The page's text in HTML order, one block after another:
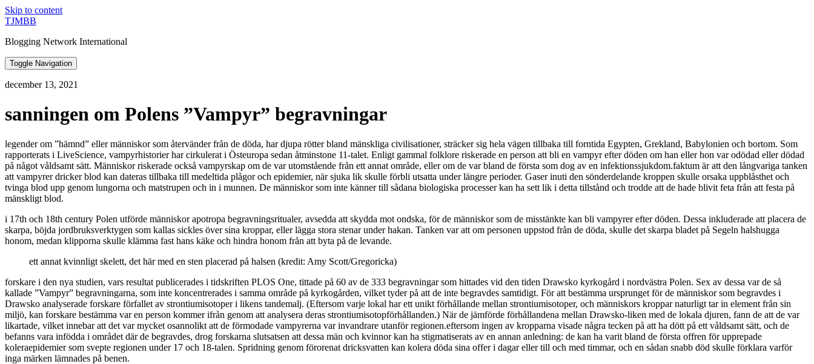
Skip to content
TJMBB
Blogging Network International
Toggle Navigation
december 13, 2021
sanningen om Polens ”Vampyr” begravningar
legender om ”hämnd” eller människor som återvänder från de döda, har djupa rötter bland mänskliga civilisationer, sträcker sig hela vägen tillbaka till forntida Egypten, Grekland, Babylonien och bortom. Som
rapporterats i LiveScience, vampyrhistorier har cirkulerat i Östeuropa sedan åtminstone 11-talet. Enligt gammal folklore riskerade en person att bli en vampyr efter döden om han eller hon var odödad eller dödad
på något våldsamt sätt. Människor riskerade också vampyrskap om de var utomstående från ett annat område, eller om de var bland de första som dog av en infektionssjukdom.faktum är att den långvariga tanken
att vampyrer dricker blod kan dateras tillbaka till medeltida plågor och epidemier, när sjuka lik skulle förbli utsatta under längre perioder. Gaser inuti den sönderdelande kroppen skulle orsaka uppblåsthet och
tvinga blod upp genom lungorna och matstrupen och in i munnen. De människor som inte känner till sådana biologiska processer kan ha sett lik i detta tillstånd och trodde att de hade blivit feta från att festa på
mänskligt blod.
i 17th och 18th century Polen utförde människor apotropa begravningsritualer, avsedda att skydda mot ondska, för de människor som de misstänkte kan bli vampyrer efter döden. Dessa inkluderade att placera de
skarpa, böjda jordbruksverktygen som kallas sickles över sina kroppar, eller lägga stora stenar under hakan. Tanken var att om personen uppstod från de döda, skulle det skarpa bladet på Segeln halshugga
honom, medan klipporna skulle klämma fast hans käke och hindra honom från att byta på de levande.
ett annat kvinnligt skelett, det här med en sten placerad på halsen (kredit: Amy Scott/Gregoricka)
forskare i den nya studien, vars resultat publicerades i tidskriften PLOS One, tittade på 60 av de 333 begravningar som hittades vid den tiden Drawsko kyrkogård i nordvästra Polen. Sex av dessa var de så
kallade ”Vampyr” begravningarna, som inte koncentrerades i samma område på kyrkogården, vilket tyder på att de inte begravdes samtidigt. För att bestämma ursprunget för de människor som begravdes i
Drawsko analyserade forskare förfallet av strontiumisotoper i likens tandemalj. (Eftersom varje lokal har ett unikt förhållande mellan strontiumisotoper, och människors kroppar naturligt tar in element från sin
miljö, kan forskare bestämma var en person kommer ifrån genom att analysera deras strontiumisotopförhållanden.) När de jämförde förhållandena mellan Drawsko-liken med de lokala djuren, fann de att de var
likartade, vilket innebar att det var mycket osannolikt att de förmodade vampyrerna var invandrare utanför regionen.eftersom ingen av kropparna visade några tecken på att ha dött på ett våldsamt sätt, och de
befanns vara infödda i området där de begravdes, drog forskarna slutsatsen att dessa män och kvinnor kan ha stigmatiserats av en annan anledning: de kan ha varit bland de första offren för upprepade
koleraepidemier som svepte regionen under 17 och 18-talen. Spridning genom förorenat dricksvatten kan kolera döda sina offer i dagar eller till och med timmar, och en sådan snabb död skulle förklara varför
inga märken lämnades på benen.